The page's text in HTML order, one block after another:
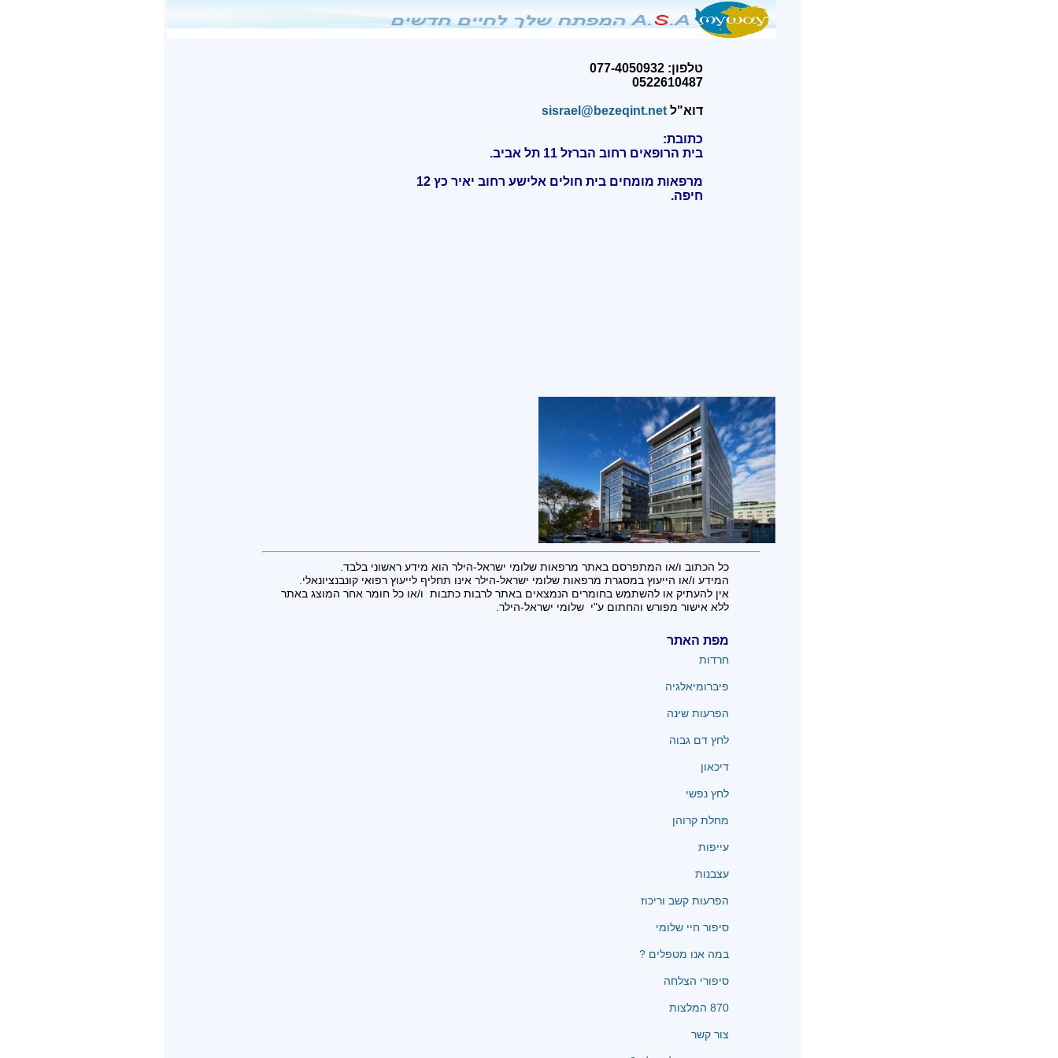
טלפון: 077-4050932
0522610487
דוא"ל sisrael@bezeqint.net
כתובת:
בית הרופאים רחוב הברזל 11 תל אביב.
מרפאות מומחים בית חולים אלישע רחוב יאיר כץ 12
חיפה.
כל הכתוב ו/או המתפרסם באתר מרפאות שלומי ישראל-הילר הוא מידע ראשוני בלבד.
המידע ו/או הייעוץ במסגרת מרפאות שלומי ישראל-הילר אינו תחליף לייעוץ רפואי קונבנציונאלי.
אין להעתיק או להשתמש בחומרים הנמצאים באתר לרבות כתבות ו/או כל חומר אחר המוצג באתר
ללא אישור מפורש והחתום ע"י שלומי ישראל-הילר.
מפת האתר
חרדות
פיברומיאלגיה
הפרעות שינה
לחץ דם גבוה
דיכאון
לחץ נפשי
מחלת קרוהן
עייפות
עצבנות
הפרעות קשב וריכוז
סיפור חיי שלומי
במה אנו מטפלים ?
סיפורי הצלחה
870 המלצות
צור קשר